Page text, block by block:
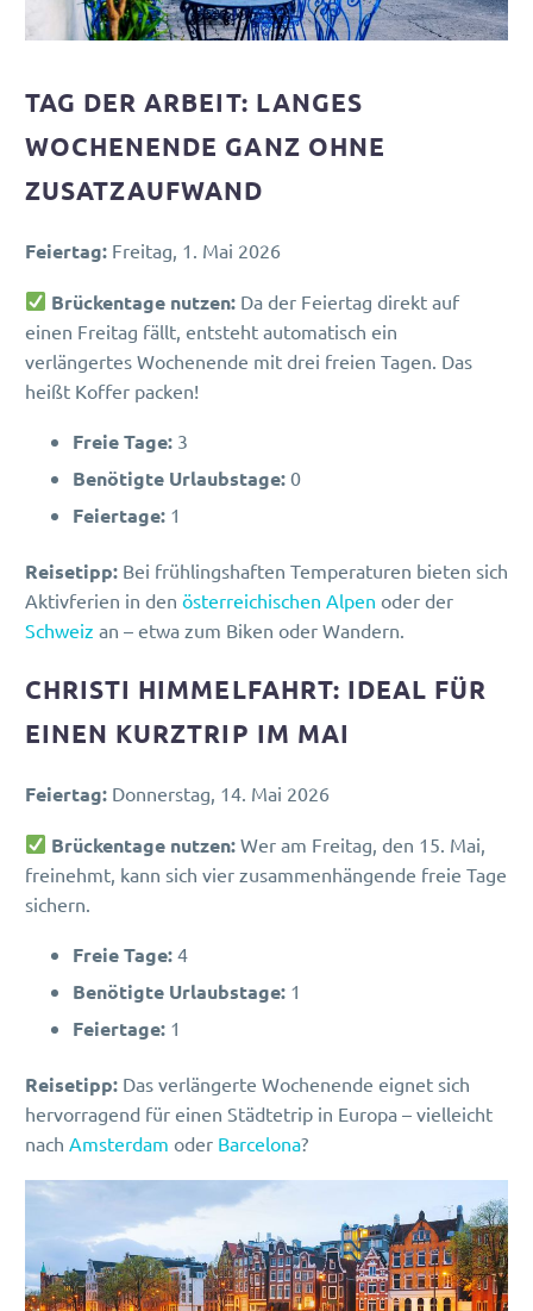
TAG DER ARBEIT: LANGES
WOCHENENDE GANZ OHNE
ZUSATZAUFWAND
Feiertag: Freitag, 1. Mai 2026
Brückentage nutzen: Da der Feiertag direkt auf
einen Freitag fällt, entsteht automatisch ein
verlängertes Wochenende mit drei freien Tagen. Das
heißt Koffer packen!
Freie Tage: 3
Benötigte Urlaubstage: 0
Feiertage: 1
Reisetipp: Bei frühlingshaften Temperaturen bieten sich
Aktivferien in den österreichischen Alpen oder der
Schweiz an – etwa zum Biken oder Wandern.
CHRISTI HIMMELFAHRT: IDEAL FÜR
EINEN KURZTRIP IM MAI
Feiertag: Donnerstag, 14. Mai 2026
Brückentage nutzen: Wer am Freitag, den 15. Mai,
freinehmt, kann sich vier zusammenhängende freie Tage
sichern.
Freie Tage: 4
Benötigte Urlaubstage: 1
Feiertage: 1
Reisetipp: Das verlängerte Wochenende eignet sich
hervorragend für einen Städtetrip in Europa – vielleicht
nach Amsterdam oder Barcelona?